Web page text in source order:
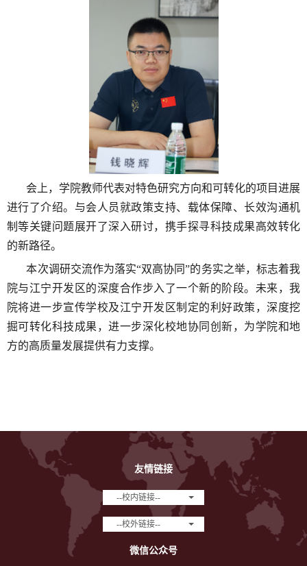
会上， 学院教师代表对特色研究方向和可转化的项目进展
进行了介绍。与会人员就政策支持、载体保障、长效沟通机
制等关键问题展开了深入研讨，携手探寻科技成果高效转化
的新路径。
本次调研交流作为落实“双高协同”的务实之举，标志着我
院与江宁开发区的深度合作步入了一个新的阶段。未来，我
院将进一步宣传学校及江宁开发区制定的利好政策，深度挖
掘可转化科技成果，进一步深化校地协同创新，为学院和地
方的高质量发展提供有力支撑。
友情链接
--校内链接--
--校外链接--
微信公众号